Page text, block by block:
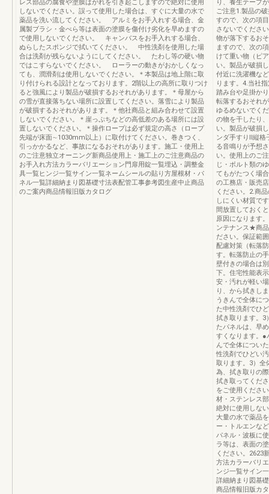
レス部品の腐食や塗膜はがれを引き起こしますので絶対に使用
しないでください。誤って使用した場合は、すぐに大量の水で
薬品を洗い流してください。 アルミをお手入れする場合、金
属製ブラシ・金べら等は表面の塗膜を傷付け劣化を早めますの
で使用しないでください。 キャンバスをお手入れする場合、
ぬらしたスポンジで拭いてください。 中性洗剤を使用した場
合は洗剤が残らないようにしてください。 たわし等の硬い物
ではこすらないでください。 ローラーの動きがおかしくなっ
ても、潤滑剤は使用しないでください。＊本製品は地上階に取
り付けられる設計となっております。2階以上の高所に取りつけ
ると強風により製品が破損するおそれがあります。＊母屋から
の雪が直接落ちない場所に設置してください。落雪により製品
が破損するおそれがあります。＊他社商品と組み合わせて設置
しないでください。＊崖っぷちなどの高低差のある場所には設
置しないでください。＊操作ロープは必ず規定の高さ（ロープ
先端が床面∼1030mm以上）に取付けてください。巻きつく、
引っかかるなど、事故になるおそれがあります。施工・使用上
のご注意独立オーニング新商品使用上・施工上のご注意商品の
お手入れ方法カラーバリエーション門扉用錠一覧埋込・調整金
具一覧ヒンジ一覧サイン一覧ネームシールの貼り方屋根材・パ
ネル一覧詳細納まり図基礎寸法表配管工事参考図生産中止商品
のご案内商品情報旧版カタログ
り、養生テープ
ご注意1.製品の
すので、次の項
さないでくださ
物が落下するお
ますので、次の
けて重い物（ピ
い。製品が破損
付近に洗濯機な
ります。4.当社
踏み台や足掛か
転落するおそれ
ゆるめないでく
の物を干したり
い。製品が破損
ンダ手すりⅡ縦格
る音鳴りが予想
い。使用上のご
じ・ボルト類の
てもがたつく場
の工務店・販売
ください。2.商
しにくい材質で
間放置しておく
原因になります
ンテナンス★商
ださい。保証範
配慮対策（転落
す。転落防止の
壁付きの場合は
下。住宅性能表
安・汚れが軽い
り、から拭きし
うきんで全体に
た中性洗剤でひ
拭き取ります。
たパネルは、早
すくなります。●
んで全体につい
性洗剤でひどい
取ります。3）全
為、拭き取りの
拭き取ってくだ
をご使用くださ
材・ステンレス
絶対に使用しな
大量の水で薬品
ー・トルエンな
パネル・波板に
ラ等は、表面の
ください。2623
方法カラーバリ
ンジ一覧サイン
詳細納まり図基
商品情報旧版カ